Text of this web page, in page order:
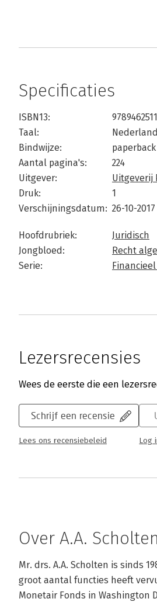
Specificaties
ISBN13:
Taal:
Bindwijze:
paperback
Aantal pagina's:
224
Uitgever:
Uitgeverij
Druk:
1
Verschijningsdatum: 26-10-2017
Hoofdrubriek:
Juridisch
Jongbloed:
Recht
Serie:
Lezersrecensies
Wees de eerste die een
Schrijf een recensie
Lees ons recensiebeleid Log
Over A.A. Scholten
Mr. drs. A.A. Scholten is sinds
groot aantal functies heeft
Monetair Fonds in Washington